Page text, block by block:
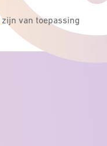
zijn van toepassing